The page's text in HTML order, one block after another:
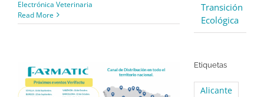
Electrónica Veterinaria
Read More
Transición
Ecológica
Etiquetas
Alicante